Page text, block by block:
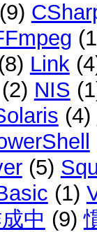
(9)
Link
(2) NIS
(4)
(5)
(1)
中 (9)